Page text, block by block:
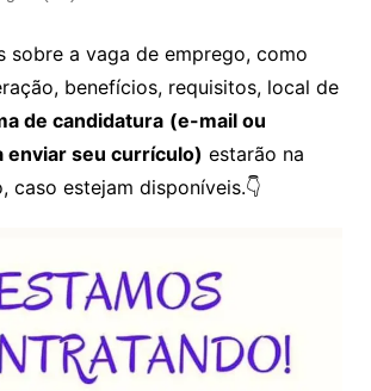
sobre a vaga de emprego, como
benefícios, requisitos, local de
de candidatura (e-mail ou
enviar seu currículo) estarão na
caso estejam disponíveis.👇